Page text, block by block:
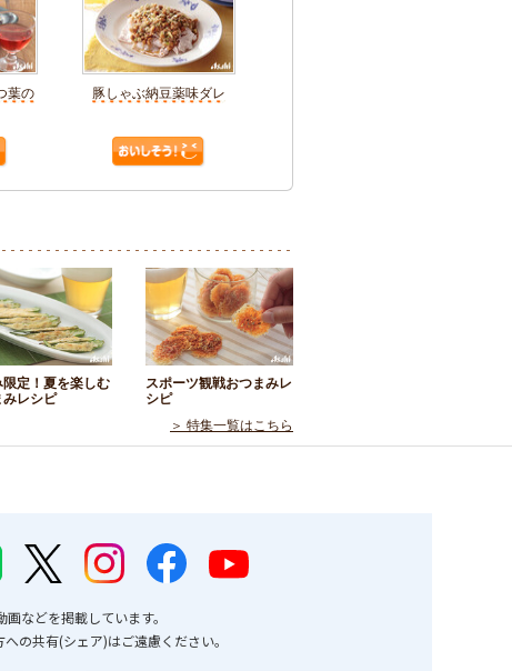
葉の
豚しゃぶ納豆薬味ダレ
限定！夏を楽しむ
みレシピ
スポーツ観戦おつまみレ
シピ
＞ 特集一覧はこちら
などを掲載しています。
の共有(シェア)はご遠慮ください。